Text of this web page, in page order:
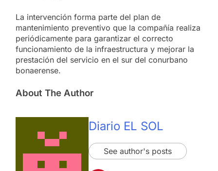
La intervención forma parte del plan de
mantenimiento preventivo que la compañía realiza
periódicamente para garantizar el correcto
funcionamiento de la infraestructura y mejorar la
prestación del servicio en el sur del conurbano
bonaerense.
About The Author
Diario EL SOL
See author's posts